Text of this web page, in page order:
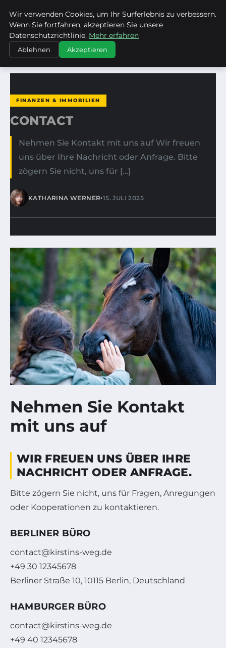
KIRSTINS WEG
STARTSEITE FINANZEN & IMMOBILIEN
FINANZEN & IMMOBILIEN
CONTACT
Nehmen Sie Kontakt mit uns auf Wir freuen
uns über Ihre Nachricht oder Anfrage. Bitte
zögern Sie nicht, uns für […]
KATHARINA WERNER•15. JULI 2025
Nehmen Sie Kontakt
mit uns auf
WIR FREUEN UNS ÜBER IHRE
NACHRICHT ODER ANFRAGE.
Bitte zögern Sie nicht, uns für Fragen, Anregungen
oder Kooperationen zu kontaktieren.
BERLINER BÜRO
contact@kirstins-weg.de
+49 30 12345678
Berliner Straße 10, 10115 Berlin, Deutschland
HAMBURGER BÜRO
contact@kirstins-weg.de
+49 40 12345678
Wir verwenden Cookies, um Ihr Surferlebnis zu verbessern.
Wenn Sie fortfahren, akzeptieren Sie unsere
Datenschutzrichtlinie. Mehr erfahren
Ablehnen Akzeptieren